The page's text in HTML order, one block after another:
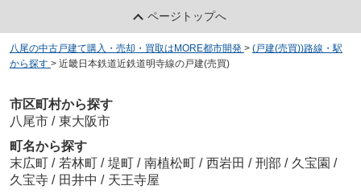
ページトップへ
八尾の中古戸建て購入・売却・買取はMORE都市開発 > (戸建(売買))路線・駅
から探す > 近畿日本鉄道近鉄道明寺線の戸建(売買)
市区町村から探す
八尾市 / 東大阪市
町名から探す
末広町 / 若林町 / 堤町 / 南植松町 / 西岩田 / 刑部 / 久宝園 /
久宝寺 / 田井中 / 天王寺屋